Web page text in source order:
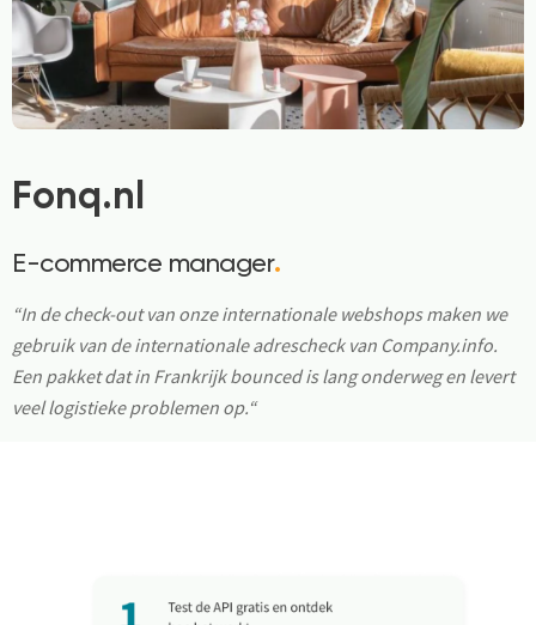
Fonq.nl
E-commerce manager.
“In de check-out van onze internationale webshops maken we
gebruik van de internationale adrescheck van Company.info.
Een pakket dat in Frankrijk bounced is lang onderweg en levert
veel logistieke problemen op.“